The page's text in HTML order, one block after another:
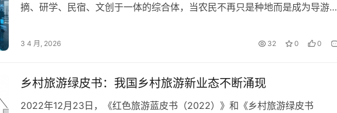
摘、研学、民宿、文创于一体的综合体，当农民不再只是种地而是成为导游、
3 4 月, 2026 32 0 0
乡村旅游绿皮书：我国乡村旅游新业态不断涌现
2022年12月23日，《红色旅游蓝皮书（2022）》和《乡村旅游绿皮书